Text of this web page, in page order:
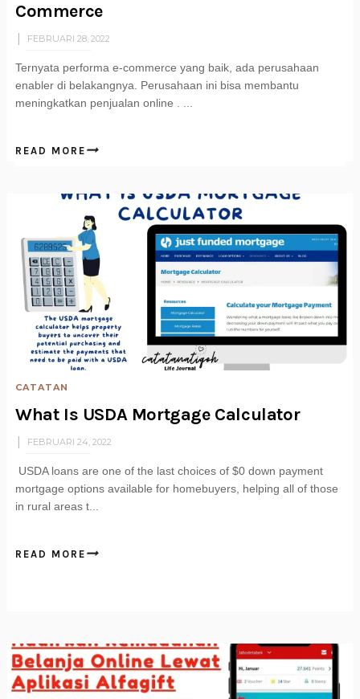
Commerce
FEBRUARI 28, 2022
Ternyata performa e-commerce yang baik, ada perusahaan
enabler di belakangnya. Perusahaan ini bisa membantu
meningkatkan penjualan online . ...
READ MORE
CATATAN
What Is USDA Mortgage Calculator
FEBRUARI 24, 2022
USDA loans are one of the last choices of $0 down payment
mortgage options available for homebuyers, helping all of those
in rural areas t...
READ MORE